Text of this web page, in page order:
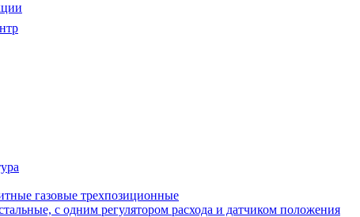
газовые трехпозиционные
с одним регулятором расхода и датчиком положения